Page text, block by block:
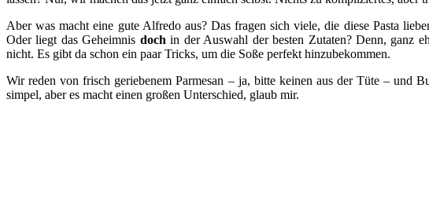
Aber was macht eine gute Alfredo aus? Das fragen sich viele, die diese Pasta
Oder liegt das Geheimnis dochin der Auswahl der besten Zutaten? Denn, ganz
nicht. Es gibt da schon ein paar Tricks, um die Soße perfekt hinzubekommen.
Wir reden von frisch geriebenem Parmesan – ja, bitte keinen aus der Tüte – und
simpel, aber es macht einen großen Unterschied, glaub mir.